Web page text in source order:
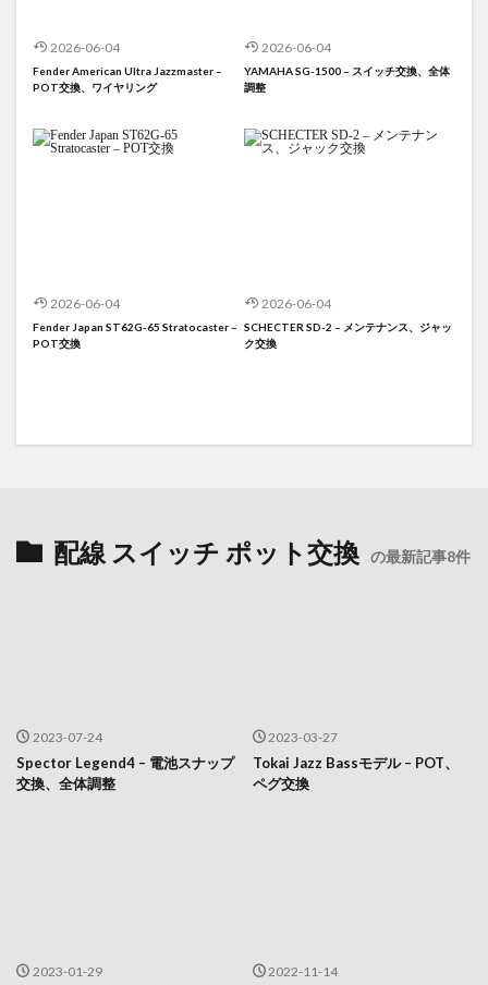
2026-06-04
Fender American Ultra Jazzmaster –
POT交換、ワイヤリング
2026-06-04
YAMAHA SG-1500 – スイッチ交換、全体
調整
2026-06-04
Fender Japan ST62G-65 Stratocaster –
POT交換
2026-06-04
SCHECTER SD-2 – メンテナンス、ジャッ
ク交換
配線 スイッチ ポット交換 の最新記事8件
2023-07-24
Spector Legend4 – 電池スナップ
交換、全体調整
2023-03-27
Tokai Jazz Bassモデル – POT、
ペグ交換
2023-01-29 2022-11-14